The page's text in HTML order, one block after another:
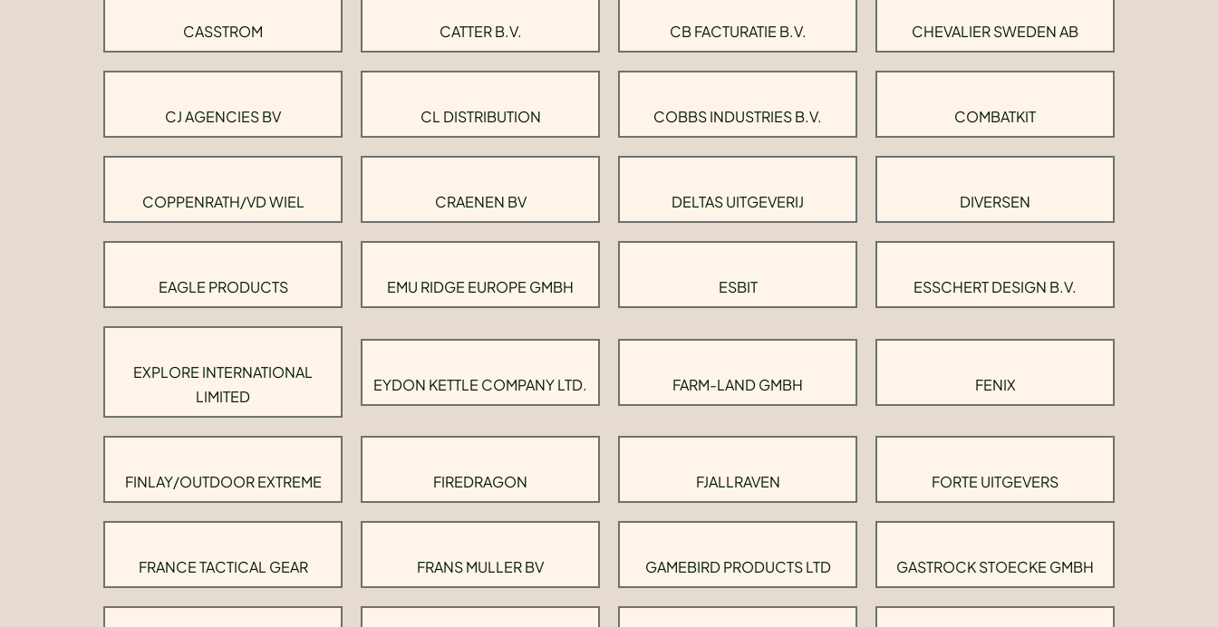
CASSTROM CATTER B.V. CB FACTURATIE B.V. CHEVALIER SWEDEN AB
CJ AGENCIES BV CL DISTRIBUTION COBBS INDUSTRIES B.V. COMBATKIT
COPPENRATH/VD WIEL CRAENEN BV DELTAS UITGEVERIJ DIVERSEN
EAGLE PRODUCTS EMU RIDGE EUROPE GMBH ESBIT ESSCHERT DESIGN B.V.
EXPLORE INTERNATIONAL
LIMITED
EYDON KETTLE COMPANY LTD. FARM-LAND GMBH FENIX
FINLAY/OUTDOOR EXTREME FIREDRAGON FJALLRAVEN FORTE UITGEVERS
FRANCE TACTICAL GEAR FRANS MULLER BV GAMEBIRD PRODUCTS LTD GASTROCK STOECKE GMBH